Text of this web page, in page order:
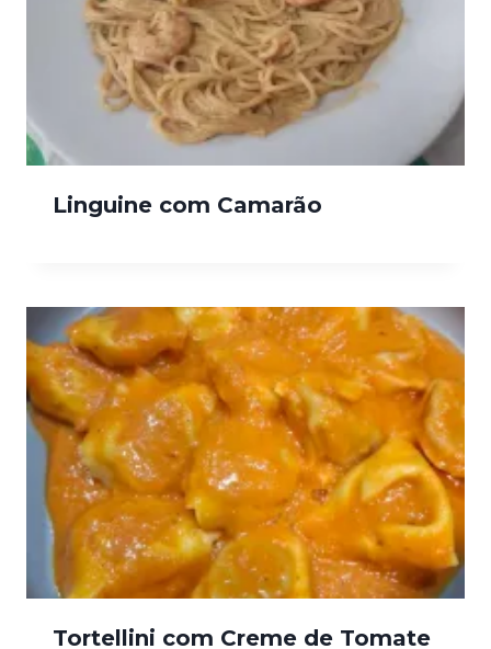
Linguine com Camarão
Tortellini com Creme de Tomate